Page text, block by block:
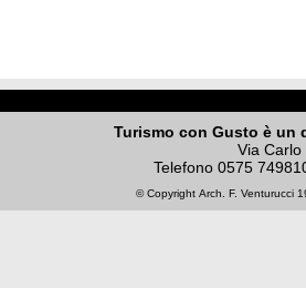
Turismo con Gusto è un
Via
Telefono 0575
© Copyright Arch. F. Venturucci